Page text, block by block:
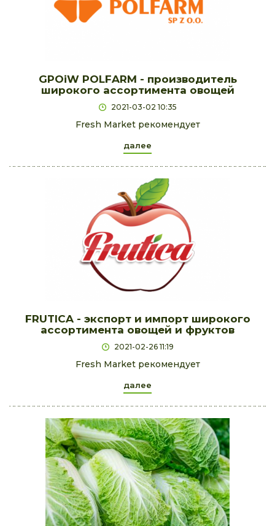
GPOiW POLFARM - производитель
широкого ассортимента овощей
2021-03-02 10:35
Fresh Market рекомендует
далее
FRUTICA - экспорт и импорт широкого
ассортимента овощей и фруктов
2021-02-26 11:19
Fresh Market рекомендует
далее